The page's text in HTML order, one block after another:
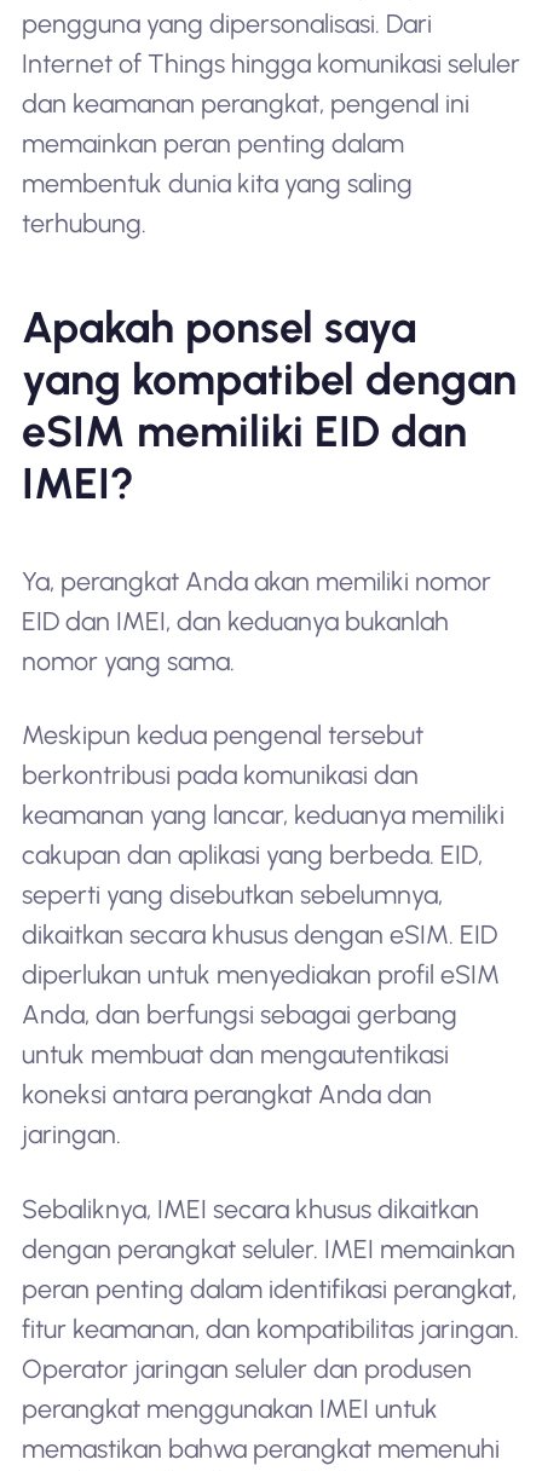
pengguna yang dipersonalisasi. Dari
Internet of Things hingga komunikasi seluler
dan keamanan perangkat, pengenal ini
memainkan peran penting dalam
membentuk dunia kita yang saling
terhubung.
Apakah ponsel saya
yang kompatibel dengan
eSIM memiliki EID dan
IMEI?
Ya, perangkat Anda akan memiliki nomor
EID dan IMEI, dan keduanya bukanlah
nomor yang sama.
Meskipun kedua pengenal tersebut
berkontribusi pada komunikasi dan
keamanan yang lancar, keduanya memiliki
cakupan dan aplikasi yang berbeda. EID,
seperti yang disebutkan sebelumnya,
dikaitkan secara khusus dengan eSIM. EID
diperlukan untuk menyediakan profil eSIM
Anda, dan berfungsi sebagai gerbang
untuk membuat dan mengautentikasi
koneksi antara perangkat Anda dan
jaringan.
Sebaliknya, IMEI secara khusus dikaitkan
dengan perangkat seluler. IMEI memainkan
peran penting dalam identifikasi perangkat,
fitur keamanan, dan kompatibilitas jaringan.
Operator jaringan seluler dan produsen
perangkat menggunakan IMEI untuk
memastikan bahwa perangkat memenuhi